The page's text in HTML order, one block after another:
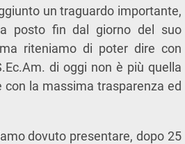
un traguardo importante,
posto fin dal giorno del suo
riteniamo di poter dire con
di oggi non è più quella
la massima trasparenza ed
dovuto presentare, dopo 25